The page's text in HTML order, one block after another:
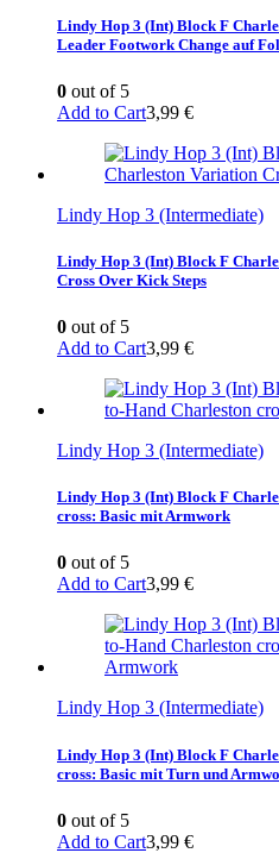
Lindy Hop 3 (Int) Block F
Leader Footwork Change auf
0 out of 5
Add to Cart3,99 €
Lindy Hop 3 (Intermediate)
Lindy Hop 3 (Int) Block F
Cross Over Kick Steps
0 out of 5
Add to Cart3,99 €
Lindy Hop 3 (Intermediate)
Lindy Hop 3 (Int) Block F
cross: Basic mit Armwork
0 out of 5
Add to Cart3,99 €
Lindy Hop 3 (Intermediate)
Lindy Hop 3 (Int) Block F
cross: Basic mit Turn und
0 out of 5
Add to Cart3,99 €